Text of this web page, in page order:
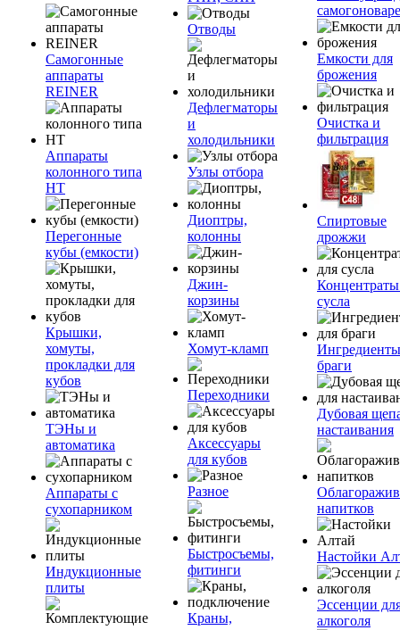
Самогонные
аппараты
REINER
Аппараты
колонного типа
НТ
Перегонные
кубы (емкости)
Крышки,
хомуты,
прокладки для
кубов
ТЭНы и
автоматика
Аппараты с
сухопарником
Индукционные
плиты
Отводы
Дефлегматоры
и
холодильники
Узлы отбора
Диоптры,
колонны
Джин-
корзины
Хомут-кламп
Переходники
Аксессуары
для кубов
Разное
Быстросъемы,
фитинги
Краны,
Емкости для
брожения
Очистка и
фильтрация
Спиртовые
дрожжи
сусла
браги
Дубовая
настаивания
напитков
Настойки
Эссенции
алкоголя